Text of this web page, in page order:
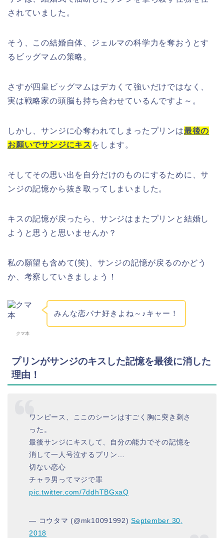
されていました。
そう、この結婚自体、ジェルマの科学力を奪おうとす
るビッグマムの策略。
さすが四皇ビッグマムはデカくて強いだけではなく、
実は戦略家の頭脳も持ち合わせているんですよ～。
しかし、サンジに心奪われてしまったプリンは最後の
お願いでサンジにキス をします。
そしてその思い出を自分だけのものにするために、サ
ンジの記憶から抜き取ってしまいました。
キスの記憶が戻ったら、サンジはまたプリンと結婚し
ようと思うと思いませんか？
私の願望も含めて(笑)、サンジの記憶が戻るのかどう
か、考察していきましょう！
クマ本
みんな恋バナ好きよね～♪キャー！
プリンがサンジのキスした記憶を最後に消した
理由！
ワンピース、ここのシーンはすごく胸に突き刺さ
った。
最後サンジにキスして、自分の能力でその記憶を
消して一人号泣するプリン…
切ない恋心
チャラ男ってマジで罪
pic.twitter.com/7ddhTBGxaQ
— コウタマ (@mk10091992)September 30,
2018